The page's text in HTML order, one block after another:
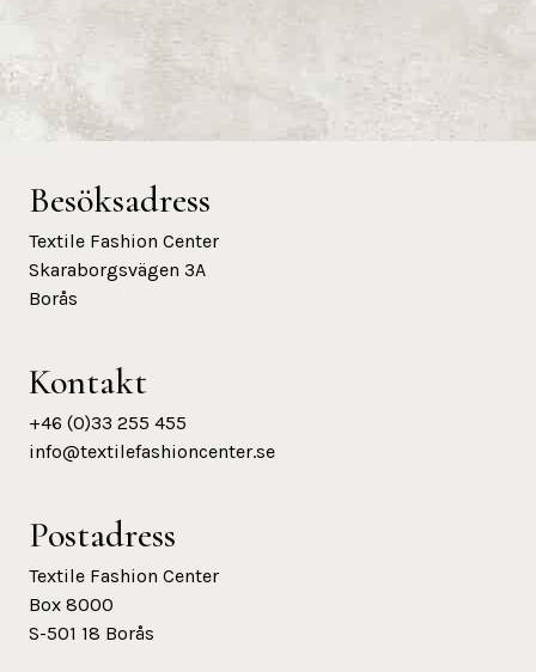
Besöksadress
Textile Fashion Center
Skaraborgsvägen 3A
Borås
Kontakt
+46 (0)33 255 455
info@textilefashioncenter.se
Postadress
Textile Fashion Center
Box 8000
S-501 18 Borås